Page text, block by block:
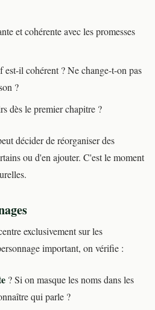
et cohérente avec les promesses
il cohérent ? Ne change-t-on pas
?
dès le premier chapitre ?
décider de réorganiser des
ou d'en ajouter. C'est le moment
exclusivement sur les
important, on vérifie :
? Si on masque les noms dans les
qui parle ?